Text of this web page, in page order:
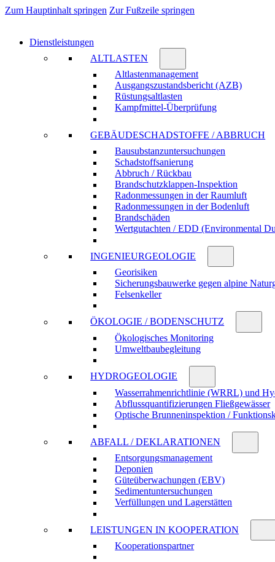
Zum Hauptinhalt springen Zur Fußzeile springen
Dienstleistungen
ALTLASTEN
Altlasten­manage­ment
Ausgangs­zustands­bericht (AZB)
Rüstungs­altlasten
Kampf­mittel-Über­prüfung
GEBÄUDE­SCHADSTOFFE / ABBRUCH
Bau­substanz­unter­suchungen
Schadstoff­sanierung
Abbruch / Rückbau
Brandschutz­klappen-Inspektion
Radon­messungen in der Raum­luft
Radon­messungen in der Boden­luft
Brand­schäden
Wert­gutachten / EDD (Environ­mental
INGENIEUR­GEOLOGIE
Geo­risiken
Sicherungs­bau­werke gegen alpine
Felsen­keller
ÖKOLOGIE / BODENSCHUTZ
Öko­logisches Moni­toring
Umwelt­bau­be­gleitung
HYDRO­GEOLOGIE
Wasser­rahmen­richtlinie (WRRL) und
Abfluss­quanti­fizierungen Fließ­gewässer
Optische Brunnen­inspektion /
ABFALL / DEKLARATIONEN
Entsorgungs­manage­ment
Deponien
Güte­über­wachungen (EBV)
Sedi­ment­unter­suchungen
Verfül­lungen und Lager­stätten
LEISTUNGEN IN KOOPERATION
Kooperations­partner